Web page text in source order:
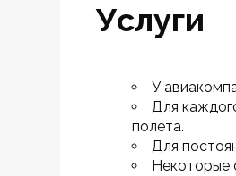
Услуги
У
Для
полета.
Для
Некоторые